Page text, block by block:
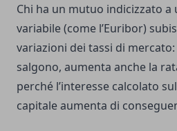
Chi ha un mutuo indicizzato
variabile (come l’Euribor)
variazioni dei tassi di
salgono, aumenta anche la
perché l’interesse calcolato
capitale aumenta di